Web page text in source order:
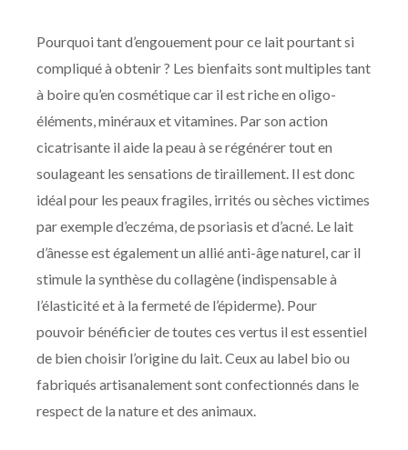
Pourquoi tant d’engouement pour ce lait pourtant si
compliqué à obtenir ? Les bienfaits sont multiples tant
à boire qu’en cosmétique car il est riche en oligo-
éléments, minéraux et vitamines. Par son action
cicatrisante il aide la peau à se régénérer tout en
soulageant les sensations de tiraillement. Il est donc
idéal pour les peaux fragiles, irrités ou sèches victimes
par exemple d’eczéma, de psoriasis et d’acné. Le lait
d’ânesse est également un allié anti-âge naturel, car il
stimule la synthèse du collagène (indispensable à
l’élasticité et à la fermeté de l’épiderme). Pour
pouvoir bénéficier de toutes ces vertus il est essentiel
de bien choisir l’origine du lait. Ceux au label bio ou
fabriqués artisanalement sont confectionnés dans le
respect de la nature et des animaux.